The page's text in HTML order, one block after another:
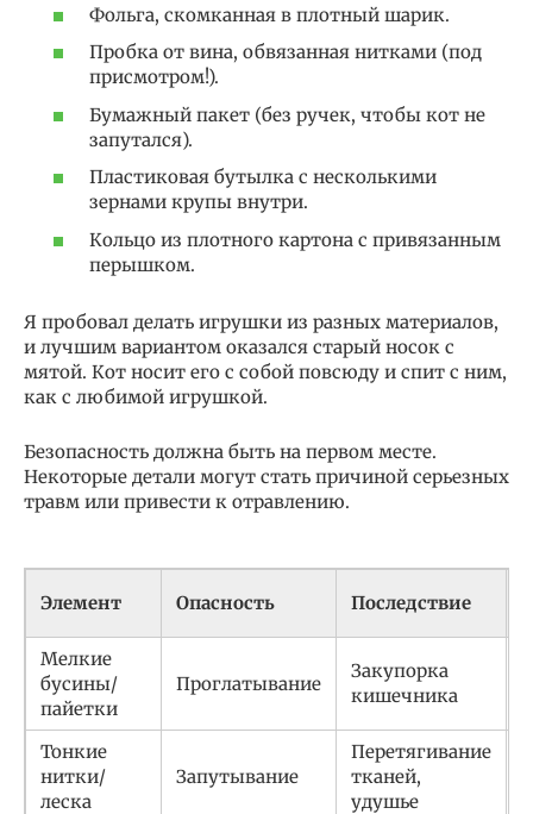
Фольга, скомканная в плотный шарик.
Пробка от вина, обвязанная нитками (под
присмотром!).
Бумажный пакет (без ручек, чтобы кот не
запутался).
Пластиковая бутылка с несколькими
зернами крупы внутри.
Кольцо из плотного картона с привязанным
перышком.
Я пробовал делать игрушки из разных материалов,
и лучшим вариантом оказался старый носок с
мятой. Кот носит его с собой повсюду и спит с ним,
как с любимой игрушкой.
Безопасность должна быть на первом месте.
Некоторые детали могут стать причиной серьезных
травм или привести к отравлению.
Элемент Опасность Последствие
Мелкие
бусины/
пайетки
Проглатывание
Закупорка
кишечника
Тонкие
нитки/
леска
Запутывание
Перетягивание
тканей,
удушье